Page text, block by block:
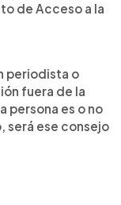
de Acceso a la
periodista o
fuera de la
persona es o no
será ese consejo